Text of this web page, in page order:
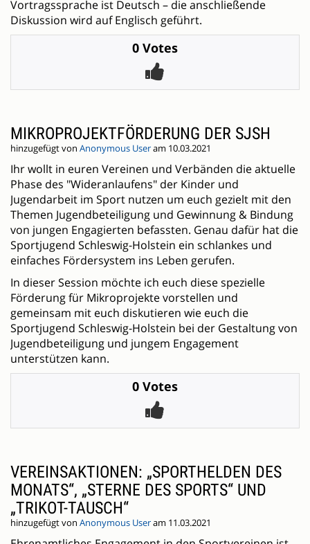
Vortragssprache ist Deutsch – die anschließende
Diskussion wird auf Englisch geführt.
0 Votes
MIKROPROJEKTFÖRDERUNG DER SJSH
hinzugefügt von Anonymous Useram 10.03.2021
Ihr wollt in euren Vereinen und Verbänden die aktuelle
Phase des "Wideranlaufens" der Kinder und
Jugendarbeit im Sport nutzen um euch gezielt mit den
Themen Jugendbeteiligung und Gewinnung & Bindung
von jungen Engagierten befassten. Genau dafür hat die
Sportjugend Schleswig-Holstein ein schlankes und
einfaches Fördersystem ins Leben gerufen.
In dieser Session möchte ich euch diese spezielle
Förderung für Mikroprojekte vorstellen und
gemeinsam mit euch diskutieren wie euch die
Sportjugend Schleswig-Holstein bei der Gestaltung von
Jugendbeteiligung und jungem Engagement
unterstützen kann.
0 Votes
VEREINSAKTIONEN: „SPORTHELDEN DES
MONATS“, „STERNE DES SPORTS“ UND
„TRIKOT-TAUSCH“
hinzugefügt von Anonymous Useram 11.03.2021